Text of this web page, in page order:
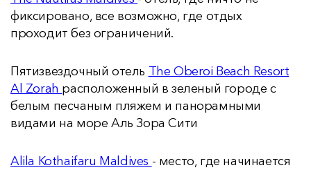
фиксировано, все возможно, где отдых
проходит без ограничений.
Пятизвездочный отель The Oberoi Beach Resort
Al Zorah расположенный в зеленый городе с
белым песчаным пляжем и панорамными
видами на море Аль Зора Сити
Alila Kothaifaru Maldives - место, где начинается